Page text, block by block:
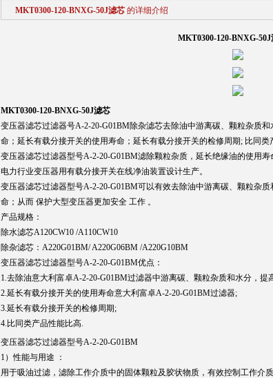
MKT0300-120-BNXG-50J滤芯 的详细介绍
MKT0300-120-BNXG-50J
MKT0300-120-BNXG-50J滤芯
变压器滤芯过滤器号A-2-20-G01BM除杂滤芯去除油中游离碳、颗粒杂质
命；延长有载分接开关的使用寿命；延长有载分接开关的检修周期; 比同类
变压器滤芯过滤器型号A-2-20-G01BM滤除颗粒杂质，延长绝缘油的使用
电力行业变压器用有载分接开关在线净油装置设计生产。
变压器滤芯过滤器型号A-2-20-G01BM可以有效去除油中游离碳、颗粒杂
命；从而 保护大型变压器更加安全 工作 。
产品规格：
除水滤芯A120CW10 /A110CW10
除杂滤芯：A220G01BM/ A220G06BM /A220G10BM
变压器滤芯过滤器型号A-2-20-G01BM优点：
1.去除油意大利富卓A-2-20-G01BM过滤器中游离碳、颗粒杂质和水分，
2.延长有载分接开关的使用寿命意大利富卓A-2-20-G01BM过滤器;
3.延长有载分接开关的检修周期;
4.比同类产品性能比高.
变压器滤芯过滤器型号A-2-20-G01BM
1）性能与用途 ：
用于吸油过滤，滤除工作介质中的固体颗粒及胶状物质，有效控制工作介